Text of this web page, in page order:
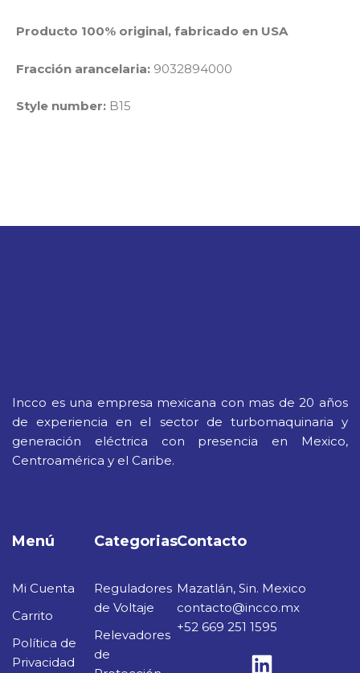
Producto 100% original, fabricado en USA
Fracción arancelaria: 9032894000
Style number: B15
Incco es una empresa mexicana con mas de 20 años
de experiencia en el sector de turbomaquinaria y
generación eléctrica con presencia en Mexico,
Centroamérica y el Caribe.
Menú
Mi Cuenta
Carrito
Política de
Privacidad
Categorias
Reguladores
de Voltaje
Relevadores
de
Contacto
Mazatlán, Sin. Mexico
contacto@incco.mx
+52 669 251 1595